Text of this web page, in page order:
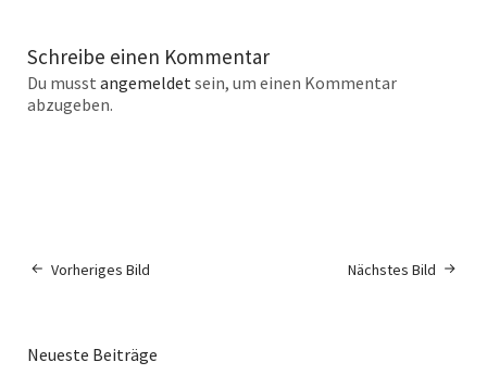
Schreibe einen Kommentar
Du musst angemeldetsein, um einen Kommentar
abzugeben.
Nächstes Bild
Vorheriges Bild
Neueste Beiträge